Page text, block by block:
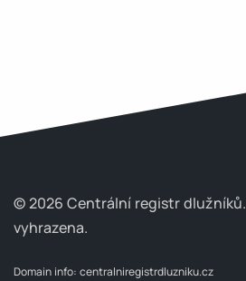
© 2026 Centrální registr dlužníků.
vyhrazena.
Domain info: centralniregistrdluzniku.cz